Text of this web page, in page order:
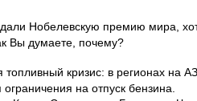
Нобелевскую премию мира,
Вы думаете, почему?
топливный кризис: в регионах на
на отпуск бензина.